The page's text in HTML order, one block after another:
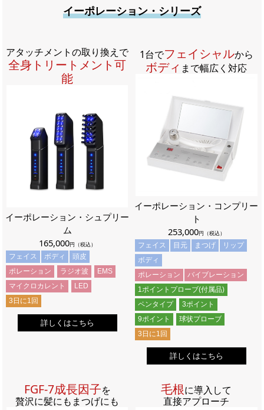
イーポレーション・シリーズ
アタッチメントの取り換えで
全身トリートメント可
能
イーポレーション・シュプリー
ム
165,000円（税込）
フェイス ボディ
頭皮
ポレーション
ラジオ波
EMS
マイクロカレント
LED
3日に1回
詳しくはこちら
1台でフェイシャルから
ボディ まで幅広く対応
イーポレーション・コンプリー
ト
253,000円（税込）
フェイス 目元 まつげ
リップ
ボディ
ポレーション
バイブレーション
1ポイントプローブ(付属品)
ペンタイプ
3ポイント
9ポイント
球状プローブ
3日に1回
詳しくはこちら
FGF-7成長因子を
贅沢に髪にもまつげにも
毛根に導入して
直接アプローチ